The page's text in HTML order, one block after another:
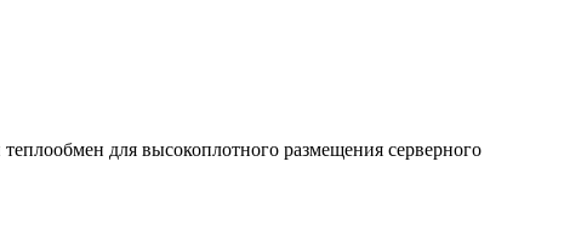
для высокоплотного размещения серверного